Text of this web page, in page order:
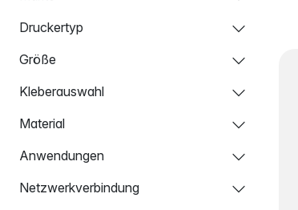
Druckertyp
Größe
Kleberauswahl
Material
Anwendungen
Netzwerkverbindung